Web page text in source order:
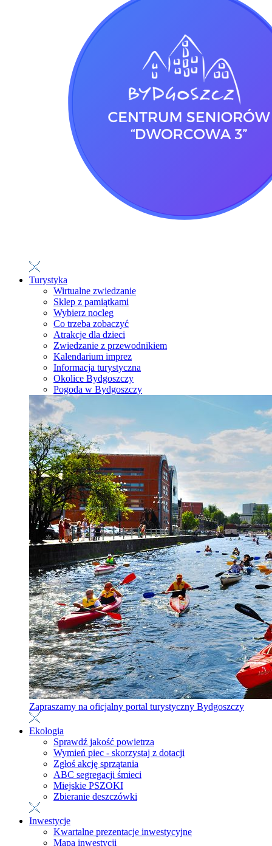
Turystyka
Wirtualne zwiedzanie
Sklep z pamiątkami
Wybierz nocleg
Co trzeba zobaczyć
Atrakcje dla dzieci
Zwiedzanie z przewodnikiem
Kalendarium imprez
Informacja turystyczna
Okolice Bydgoszczy
Pogoda w Bydgoszczy
Zapraszamy na oficjalny portal turystyczny Bydgoszczy
Ekologia
Sprawdź jakość powietrza
Wymień piec - skorzystaj z dotacji
Zgłoś akcję sprzątania
ABC segregacji śmieci
Miejskie PSZOKI
Zbieranie deszczówki
Inwestycje
Kwartalne prezentacje inwestycyjne
Mapa inwestycji